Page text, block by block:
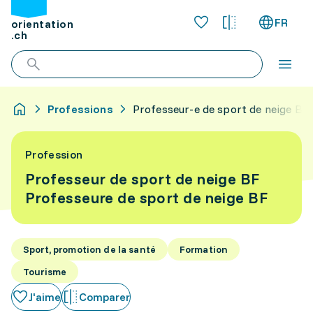
orientation
.ch
FR
Professions Professeur-e de sport de neige BF
Profession
Professeur de sport de neige BF
Professeure de sport de neige BF
Sport, promotion de la santé
Formation
Tourisme
J'aime Comparer